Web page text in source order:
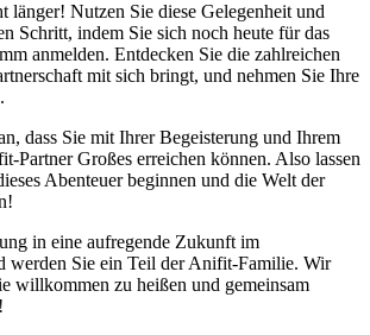
länger! Nutzen‍ Sie⁤ diese Gelegenheit und
Schritt, indem Sie sich ⁢noch‌ heute für das
⁢anmelden. Entdecken Sie die zahlreichen
mit ⁢sich bringt, und nehmen Sie Ihre
dass ⁢Sie mit Ihrer Begeisterung und Ihrem
Partner Großes erreichen können. Also lassen⁣
Abenteuer beginnen und die Welt⁤ der
in eine aufregende Zukunft im
werden⁤ Sie ein ‌Teil der Anifit-Familie. Wir
willkommen zu heißen und gemeinsam